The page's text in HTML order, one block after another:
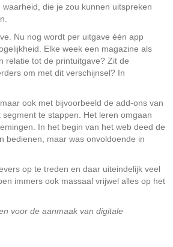
die je zou kunnen uitspreken
Nu nog wordt per uitgave één app
Elke week een magazine als
relatie tot de printuitgave? Zit de
om met dit verschijnsel? In
ook met bijvoorbeeld de add-ons van
te stappen. Het leren omgaan
In het begin van het web deed de
bedienen, maar was onvoldoende in
op te treden en daar uiteindelijk veel
immers ook massaal vrijwel alles op het
voor de aanmaak van digitale